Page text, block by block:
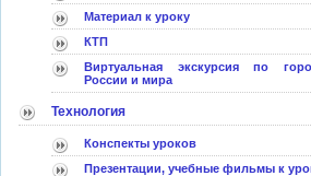
Материал к уроку
КТП
Виртуальная экскурсия по
России и мира
Технология
Конспекты уроков
Презентации, учебные фильмы к